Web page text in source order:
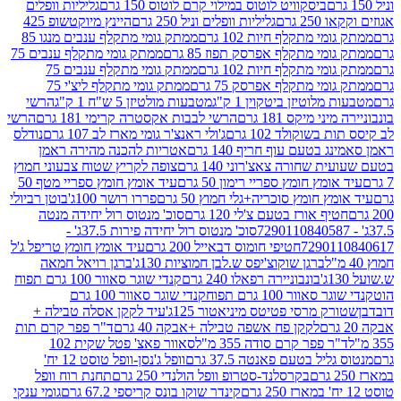
ביסקוויט לוטוס במילוי קרם לוטוס 150 גרם
גליליות וופלים
גרם
גליליות וופלים וניל 250 גרם
היינץ מיוקטשופ 425
מתקלף חיות 102 גרם
ממתק גומי מתקלף ענבים מנגו 85
מתקלף אפרסק תפוז 85 גרם
ממתק גומי מתקלף ענבים 75
מתקלף חיות 102 גרם
ממתק גומי מתקלף ענבים 75
מתקלף אפרסק 75 גרם
ממתק גומי מתקלף ליצ'י 75
ביטקוין 1 ק"ג
מטבעות מולטיזן 5 ש"ח 1 ק"ג
הרשי
מיקס 181 גרם
הרשי לבבות אקסטרה קרימי 181 גרם
הרשי
102 גרם
ג'ולי ראנצ'ר גומי מארז לב 107 גרם
נודלס
עוף חריף 140 גרם
אטריות להכנה מהירה ראמן
שחורה צאצ'רוני 140 גרם
צופה לקריץ שטוח צבעוני חמוץ
חומץ ספריי רימון 50 גרם
עיד אומץ חומץ ספריי מטף 50
חומץ סוכריה+גלי חמוץ 50 גרם
פררו רושר 100ג'
בוטן רביולי
אורז בטעם צ'לי 120 גרם
סוכ' מנטוס רול יחידה מנטה
סוכ' מנטוס רול יחידה פירות 37.5ג' -
חטיפי חומוס דבאייל 200 גרם
עיד אומץ חומץ טריפל ג'ל
ברגן שוקוצ'יפס ש.לבן חמוציות 130ג'
ברגן רויאל חמאה
בונבוניירה רפאלו 240 גרם
קנדי שוגר סאוור 100 גרם תפוח
100 גרם תפוח
קנדי שוגר סאוור 100 גרם
מרסי פטיטס מיניאטור 125ג'
עיד לקקן אסלה טבילה +
לקקן פח אשפה טבילה +אבקה 40 גרם
ד"ר פפר קרם תות
פפר קרם סודה 355 מ"ל
סאוור פאצ' פטל שקית 102
בטעם פאנטה 37.5 גרם
וופל ג'נסן-וופל טוסט 12 יח'
בקרסלנד-סטרופ וופל הולנדי 250 גרם
תחנת רוח וופל
קינדר שוקו בונס קריספי 67.2 גרם
גומי ענקי